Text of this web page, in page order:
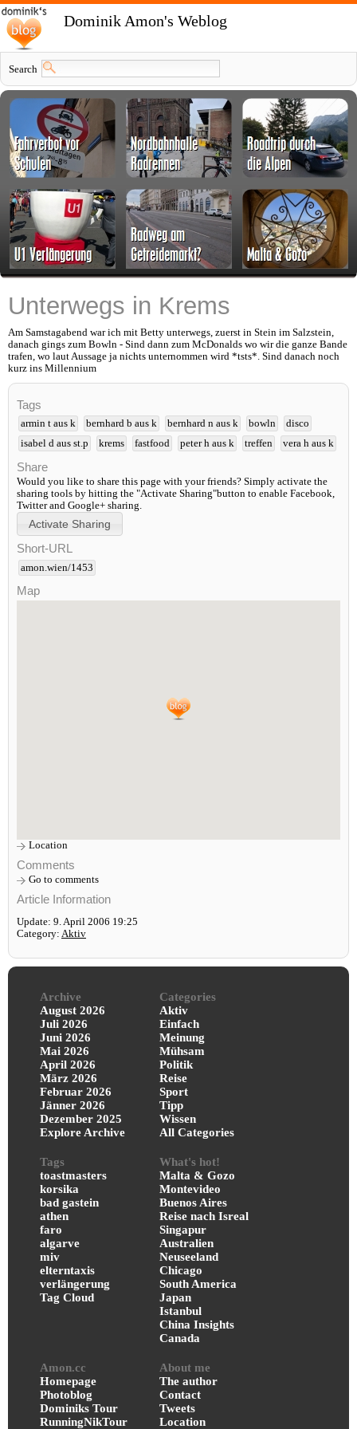
Dominik Amon's Weblog
Search
Unterwegs in Krems
Am Samstagabend war ich mit Betty unterwegs, zuerst in Stein im Salzstein,
danach gings zum Bowln - Sind dann zum McDonalds wo wir die ganze Bande
trafen, wo laut Aussage ja nichts unternommen wird *tsts*. Sind danach noch
kurz ins Millennium
Tags
armin t aus k bernhard b aus k bernhard n aus k bowln
disco
isabel d aus st.p
krems fastfood peter h aus k treffen vera h aus k
Share
Would you like to share this page with your friends? Simply activate the
sharing tools by hitting the "Activate Sharing"button to enable Facebook,
Twitter and Google+ sharing.
Short-URL
amon.wien/1453
Map
Location
Comments
Go to comments
Article Information
Update: 9. April 2006 19:25
Category: Aktiv
Archive
August 2026
Juli 2026
Juni 2026
Mai 2026
April 2026
März 2026
Februar 2026
Jänner 2026
Dezember 2025
Explore Archive
Categories
Aktiv
Einfach
Meinung
Mühsam
Politik
Reise
Sport
Tipp
Wissen
All Categories
Tags
toastmasters
korsika
bad gastein
athen
faro
algarve
miv
elterntaxis
verlängerung
Tag Cloud
What's hot!
Malta & Gozo
Montevideo
Buenos Aires
Reise nach Isreal
Singapur
Australien
Neuseeland
Chicago
South America
Japan
Istanbul
China Insights
Canada
Amon.cc
Homepage
Photoblog
Dominiks Tour
RunningNikTour
About me
The author
Contact
Tweets
Location